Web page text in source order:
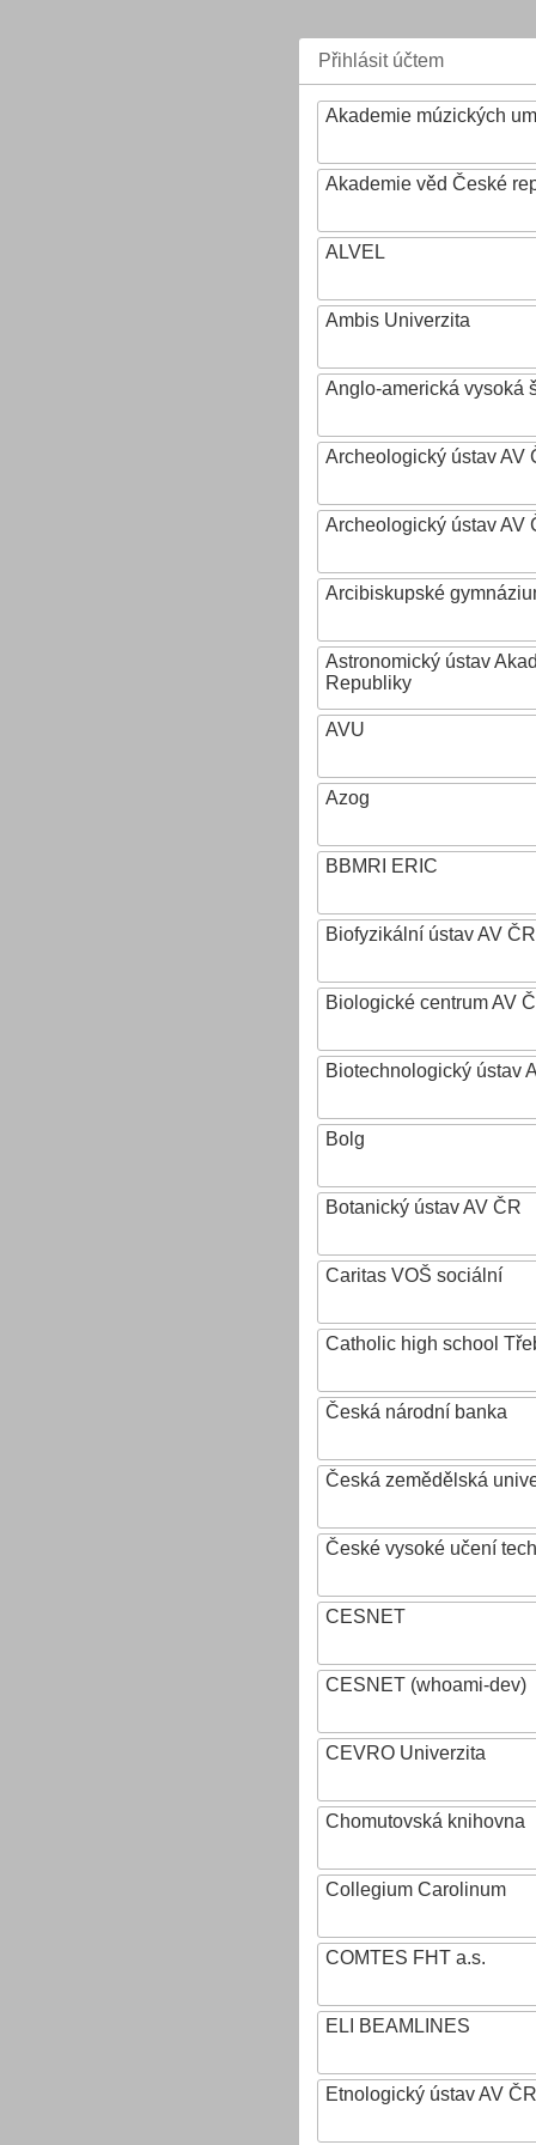
Přihlásit účtem
Akademie múzických
Akademie věd České
ALVEL
Ambis Univerzita
Anglo-americká vysoká
Archeologický ústav AV
Archeologický ústav AV
Arcibiskupské
Astronomický ústav
Republiky
AVU
Azog
BBMRI ERIC
Biofyzikální ústav AV ČR
Biologické centrum AV
Biotechnologický ústav
Bolg
Botanický ústav AV ČR
Caritas VOŠ sociální
Catholic high school
Česká národní banka
Česká zemědělská
České vysoké učení
CESNET
CESNET (whoami-dev)
CEVRO Univerzita
Chomutovská knihovna
Collegium Carolinum
COMTES FHT a.s.
ELI BEAMLINES
Etnologický ústav AV